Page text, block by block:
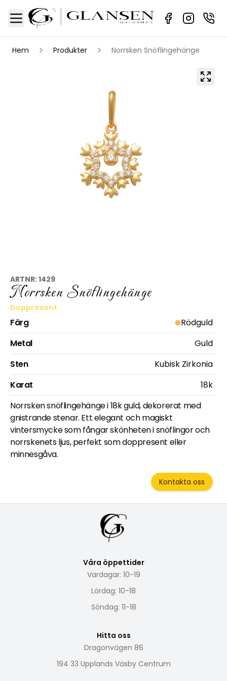
Toggle Menu
Sidebar
Hem Produkter Norrsken Snöflingehänge
ARTNR:1429
Norrsken Snöflingehänge
Doppresent
Färg
Rödguld
Metal
Guld
Sten
Kubisk Zirkonia
Karat
18k
Norrsken snöflingehänge i 18k guld, dekorerat med
gnistrande stenar. Ett elegant och magiskt
vintersmycke som fångar skönheten i snöflingor och
norrskenets ljus, perfekt som doppresent eller
minnesgåva.
Kontakta oss
Våra öppettider
Vardagar: 10-19
Lördag: 10-18
Söndag: 11-18
Hitta oss
Dragonvägen 86
194 33 Upplands Väsby Centrum